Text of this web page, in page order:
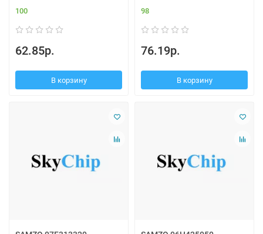
100
62.85р.
В корзину
98
76.19р.
В корзину